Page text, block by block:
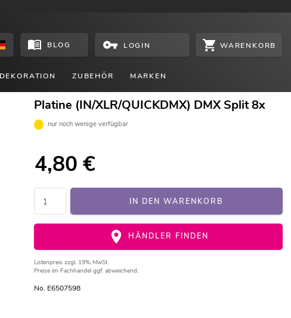
BLOG LOGIN WARENKORB
DEKORATION ZUBEHÖR MARKEN
Platine (IN/XLR/QUICKDMX) DMX Split 8x
nur noch wenige verfügbar
4,80 €
IN DEN WARENKORB
HÄNDLER FINDEN
Listenpreis zzgl. 19% MwSt.
Preise im Fachhandel ggf. abweichend.
No. E6507598